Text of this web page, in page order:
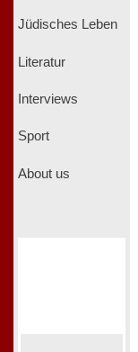
Jüdisches Leben
Literatur
Interviews
Sport
About us